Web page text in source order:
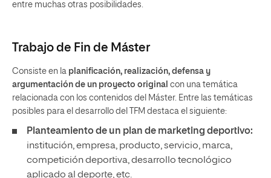
entre muchas otras posibilidades.
Trabajo de Fin de Máster
Consiste en la planificación, realización, defensa y
argumentación de un proyecto original con una temática
relacionada con los contenidos del Máster. Entre las temáticas
posibles para el desarrollo del TFM destaca el siguiente:
Planteamiento de un plan de marketing deportivo:
institución, empresa, producto, servicio, marca,
competición deportiva, desarrollo tecnológico
aplicado al deporte, etc.